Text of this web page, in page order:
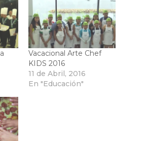
Vacacional Arte Chef
KIDS 2016
11 de Abril, 2016
En "Educación"